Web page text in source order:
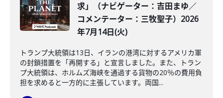
求」（ナビゲーター：吉田まゆ／
コメンテーター：三牧聖子）2026
年7月14日(火)
トランプ大統領は13日、イランの港湾に対するアメリカ軍
の封鎖措置を「再開する」と宣言しました。また、トラン
プ大統領は、ホルムズ海峡を通過する貨物の20％の費用負
担を求めると一方的に主張しています。両国...